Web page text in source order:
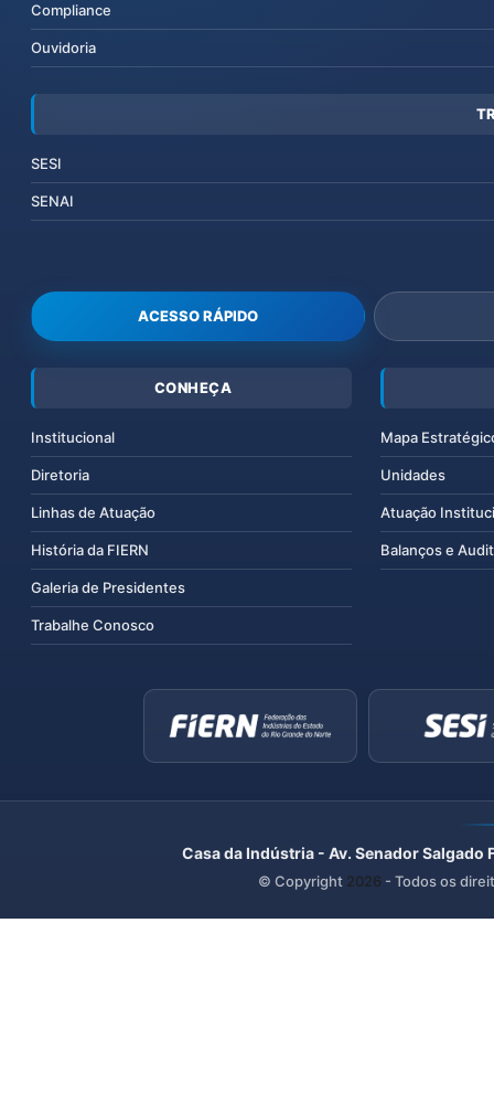
Compliance
Ouvidoria
SESI
SENAI
ACESSO RÁPIDO
CONHEÇA
Institucional
Diretoria
Linhas de Atuação
História da FIERN
Galeria de Presidentes
Trabalhe Conosco
Mapa
Unidades
Atuação
Balanços e
Casa da Indústria - Av. Senador
© Copyright 2026 - Todos os